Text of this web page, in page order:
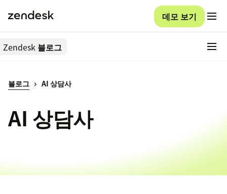
데모 보기
Zendesk 블로그
블로그 AI 상담사
AI 상담사